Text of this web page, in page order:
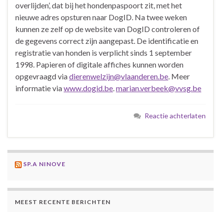
overlijden’, dat bij het hondenpaspoort zit, met het
nieuwe adres opsturen naar DogID. Na twee weken
kunnen ze zelf op de website van DogID controleren of
de gegevens correct zijn aangepast. De identificatie en
registratie van honden is verplicht sinds 1 september
1998. Papieren of digitale affiches kunnen worden
opgevraagd viadierenwelzijn@vlaanderen.be. Meer
informatie viawww.dogid.be.marian.verbeek@vvsg.be
Reactie achterlaten
SP.A NINOVE
MEEST RECENTE BERICHTEN